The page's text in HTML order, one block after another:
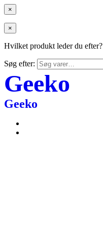
×
×
Hvilket produkt leder du efter?
Søg efter:
Geeko
Geeko